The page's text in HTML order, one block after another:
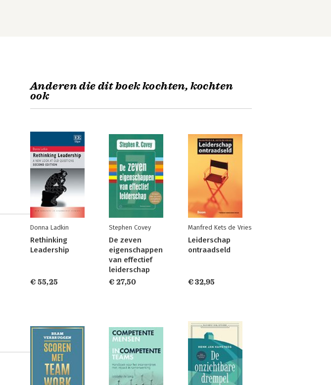
Anderen die dit boek kochten, kochten
ook
Donna Ladkin
Rethinking
Leadership
€ 55,25
Stephen Covey
De zeven
eigenschappen
van effectief
leiderschap
€ 27,50
Manfred Kets de Vries
Leiderschap
ontraadseld
€ 32,95